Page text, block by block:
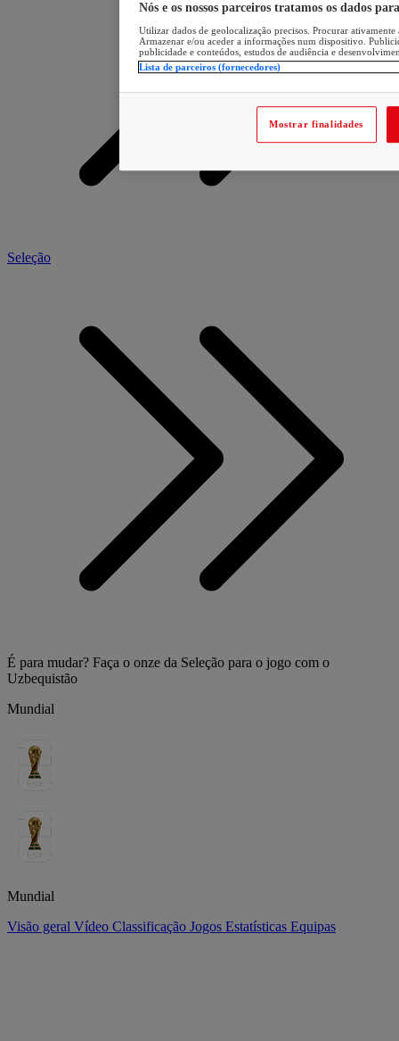
Seleção
É para mudar? Faça o onze da Seleção para o jogo com o
Uzbequistão
Mundial
Mundial
Visão geral Vídeo Classificação Jogos Estatísticas Equipas
Nós e os nossos parceiros tratamos os dados
Utilizar dados de geolocalização precisos. Procurar
Armazenar e/ou aceder a informações num dispositivo.
publicidade e conteúdos, estudos de audiência e
Lista de parceiros (fornecedores)
Mostrar finalidades